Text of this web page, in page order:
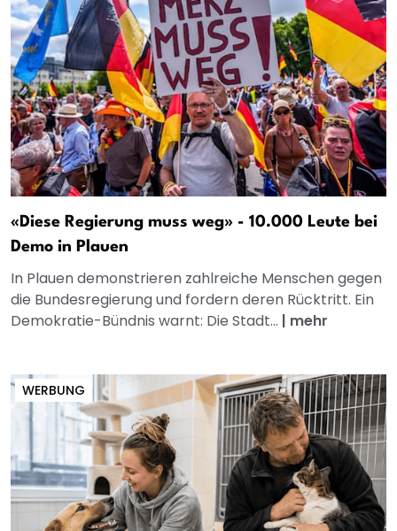
«Diese Regierung muss weg» - 10.000 Leute bei
Demo in Plauen
In Plauen demonstrieren zahlreiche Menschen gegen
die Bundesregierung und fordern deren Rücktritt. Ein
Demokratie-Bündnis warnt: Die Stadt... | mehr
WERBUNG